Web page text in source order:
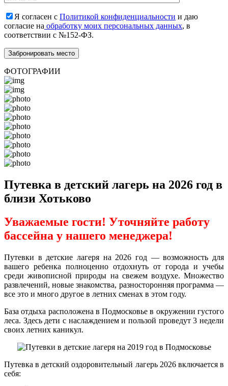
Я согласен с Политикой конфиденциальности и даю
согласие на обработку моих персональных данных, в
соответствии с №152-ФЗ.
ФОТОГРАФИИ
Путевка в детский лагерь на 2026 год в
близи Хотьково
Уважаемые гости! Уточняйте работу
бассейна у нашего менеджера!
Путевки в детские лагеря на 2026 год — возможность для
вашего ребенка полноценно отдохнуть от города и учебы
среди живописной природы на свежем воздухе. Множество
развлечений, новые знакомства, разносторонняя программа —
все это и много другое в летних сменах в этом году.
База отдыха расположена в Подмосковье в окружении густого
леса. Здесь дети с наслаждением и пользой проведут 3 недели
своих летних каникул.
Путевка в детский оздоровительный лагерь 2026 включается в
себя: